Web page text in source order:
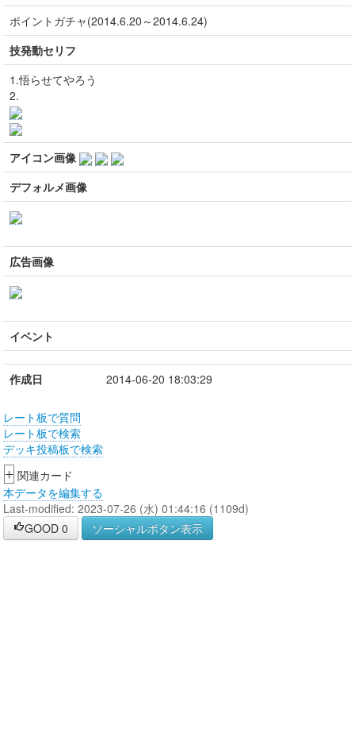
ポイントガチャ(2014.6.20～2014.6.24)
技発動セリフ
1.悟らせてやろう
2.
アイコン画像
デフォルメ画像
広告画像
イベント
作成日 2014-06-20 18:03:29
レート板で質問
レート板で検索
デッキ投稿板で検索
+ 関連カード
本データを編集する
Last-modified: 2023-07-26 (水) 01:44:16 (1109d)
GOOD 0 ソーシャルボタン表示